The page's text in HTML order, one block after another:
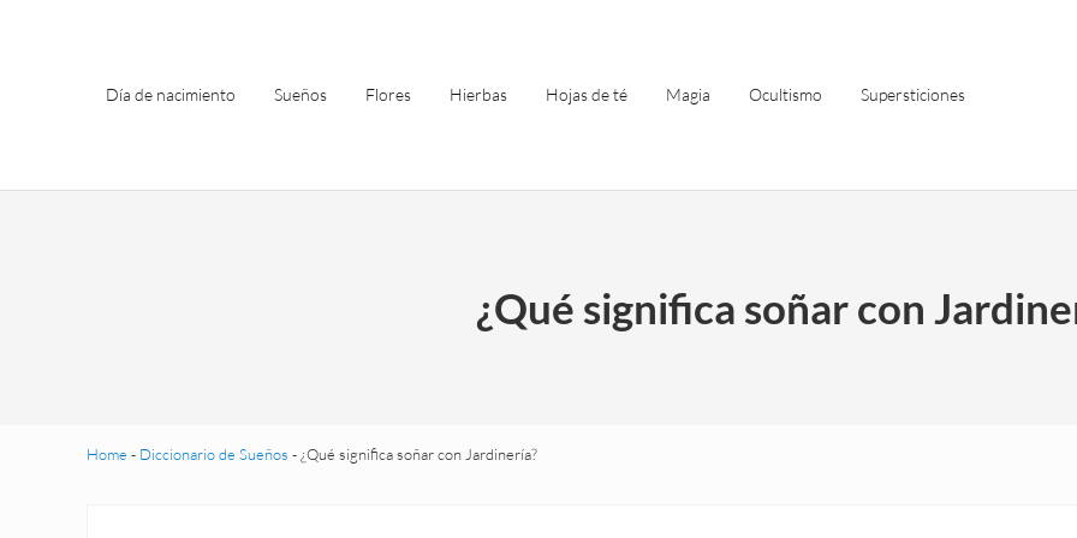
Día de nacimiento Sueños Flores Hierbas Hojas de té Magia Ocultismo Supersticiones
¿Qué significa soñar con
Home - Diccionario de Sueños - ¿Qué significa soñar con Jardinería?